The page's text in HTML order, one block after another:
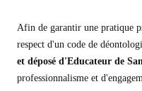
Afin de garantir une pratique
respect d'un code de
et déposé d'Educateur de
professionnalisme et